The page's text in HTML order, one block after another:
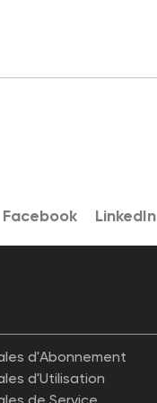
Facebook LinkedIn
d'Abonnement
d'Utilisation